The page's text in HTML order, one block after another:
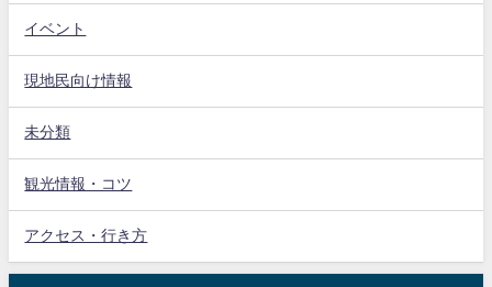
イベント
現地民向け情報
未分類
観光情報・コツ
アクセス・行き方